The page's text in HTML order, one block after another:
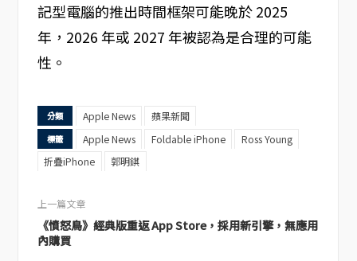
記型電腦的推出時間框架可能晚於 2025
年，2026 年或 2027 年被認為是合理的可能
性。
分類 Apple News 蘋果新聞
標籤 Apple News Foldable iPhone
Ross Young
折疊iPhone
郭明錤
上一篇文章
《憤怒鳥》經典版重返 App Store，採用新引擎，無應用
內購買